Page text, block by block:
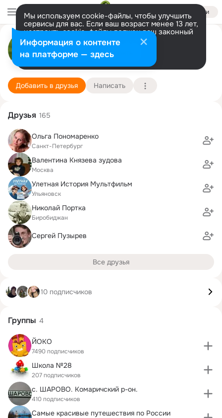
Войти
Мы используем cookie-файлы, чтобы улучшить
сервисы для вас. Если ваш возраст менее 13 лет,
настроить cookie-файлы должен ваш законный
представитель. Больше информации
Разрешить все Настроить
Александр Миргородский
Москва 23 июня (54 года)
Подробнее
Добавить в друзья Написать
Друзья 165
Ольга Пономаренко
Санкт-Петербург
Валентина Князева зудова
Москва
Улетная История Мультфильм
Ульяновск
Николай Портка
Биробиджан
Сергей Пузырев
Все друзья
10 подписчиков
Группы 4
ЙОКО
7490 подписчиков
Школа №28
207 подписчиков
с. ШАРОВО. Комаричский р-он.
410 подписчиков
Самые красивые путешествия по России
Информация о контенте
на платформе — здесь